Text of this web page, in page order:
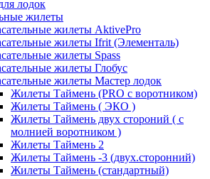
лодок
жилеты
жилеты AktivePro
жилеты Ifrit (Элементаль)
жилеты Spass
жилеты Глобус
жилеты Мастер лодок
Жилеты Таймень (PRO c воротником)
Жилеты Таймень ( ЭКО )
Жилеты Таймень двух стороний ( с
молнией воротником )
Жилеты Таймень 2
Жилеты Таймень -3 (двух.сторонний)
Жилеты Таймень (стандартный)